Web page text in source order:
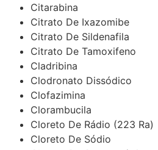
Citarabina
Citrato De Ixazomibe
Citrato De Sildenafila
Citrato De Tamoxifeno
Cladribina
Clodronato Dissódico
Clofazimina
Clorambucila
Cloreto De Rádio (223 Ra)
Cloreto De Sódio